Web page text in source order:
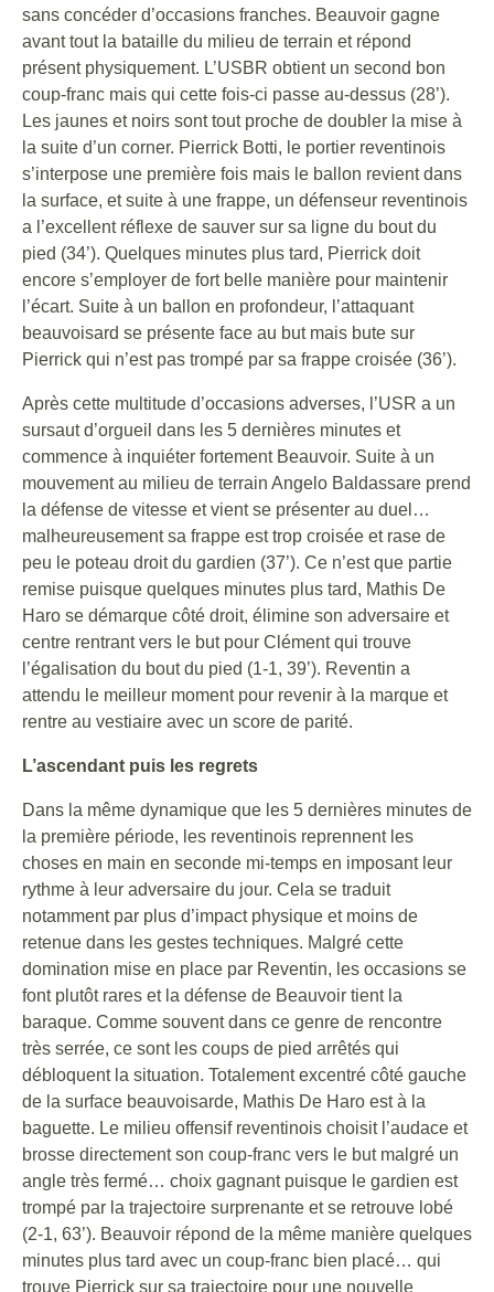
sans concéder d’occasions franches. Beauvoir gagne
avant tout la bataille du milieu de terrain et répond
présent physiquement. L’USBR obtient un second bon
coup-franc mais qui cette fois-ci passe au-dessus (28’).
Les jaunes et noirs sont tout proche de doubler la mise à
la suite d’un corner. Pierrick Botti, le portier reventinois
s’interpose une première fois mais le ballon revient dans
la surface, et suite à une frappe, un défenseur reventinois
a l’excellent réflexe de sauver sur sa ligne du bout du
pied (34’). Quelques minutes plus tard, Pierrick doit
encore s’employer de fort belle manière pour maintenir
l’écart. Suite à un ballon en profondeur, l’attaquant
beauvoisard se présente face au but mais bute sur
Pierrick qui n’est pas trompé par sa frappe croisée (36’).
Après cette multitude d’occasions adverses, l’USR a un
sursaut d’orgueil dans les 5 dernières minutes et
commence à inquiéter fortement Beauvoir. Suite à un
mouvement au milieu de terrain Angelo Baldassare prend
la défense de vitesse et vient se présenter au duel…
malheureusement sa frappe est trop croisée et rase de
peu le poteau droit du gardien (37’). Ce n’est que partie
remise puisque quelques minutes plus tard, Mathis De
Haro se démarque côté droit, élimine son adversaire et
centre rentrant vers le but pour Clément qui trouve
l’égalisation du bout du pied (1-1, 39’). Reventin a
attendu le meilleur moment pour revenir à la marque et
rentre au vestiaire avec un score de parité.
L’ascendant puis les regrets
Dans la même dynamique que les 5 dernières minutes de
la première période, les reventinois reprennent les
choses en main en seconde mi-temps en imposant leur
rythme à leur adversaire du jour. Cela se traduit
notamment par plus d’impact physique et moins de
retenue dans les gestes techniques. Malgré cette
domination mise en place par Reventin, les occasions se
font plutôt rares et la défense de Beauvoir tient la
baraque. Comme souvent dans ce genre de rencontre
très serrée, ce sont les coups de pied arrêtés qui
débloquent la situation. Totalement excentré côté gauche
de la surface beauvoisarde, Mathis De Haro est à la
baguette. Le milieu offensif reventinois choisit l’audace et
brosse directement son coup-franc vers le but malgré un
angle très fermé… choix gagnant puisque le gardien est
trompé par la trajectoire surprenante et se retrouve lobé
(2-1, 63’). Beauvoir répond de la même manière quelques
minutes plus tard avec un coup-franc bien placé… qui
trouve Pierrick sur sa trajectoire pour une nouvelle